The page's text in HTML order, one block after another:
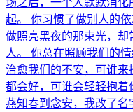
起。 你习惯了做别人的
做照亮黑夜的那束光，
人。 你总在照顾我们的
治愈我们的不安，可谁
都会好，可谁会轻轻抱
燕知春到念安，我改了